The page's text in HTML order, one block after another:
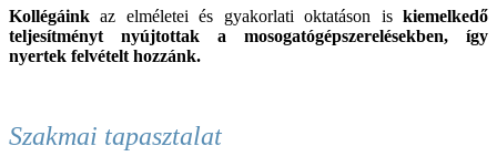
Kollégáink az elméletei és gyakorlati oktatáson iskiemelkedő
teljesítményt nyújtottak a mosogatógépszerelésekben, így
nyertek felvételt hozzánk.
Szakmai tapasztalat